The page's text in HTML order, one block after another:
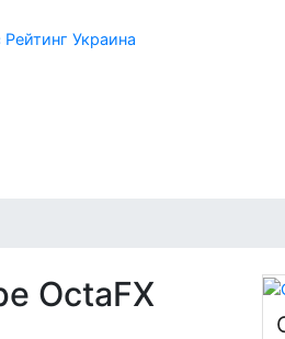
Украина
OctaFX